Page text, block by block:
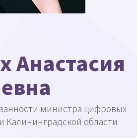
Анастасия
министра цифровых
Калининградской области